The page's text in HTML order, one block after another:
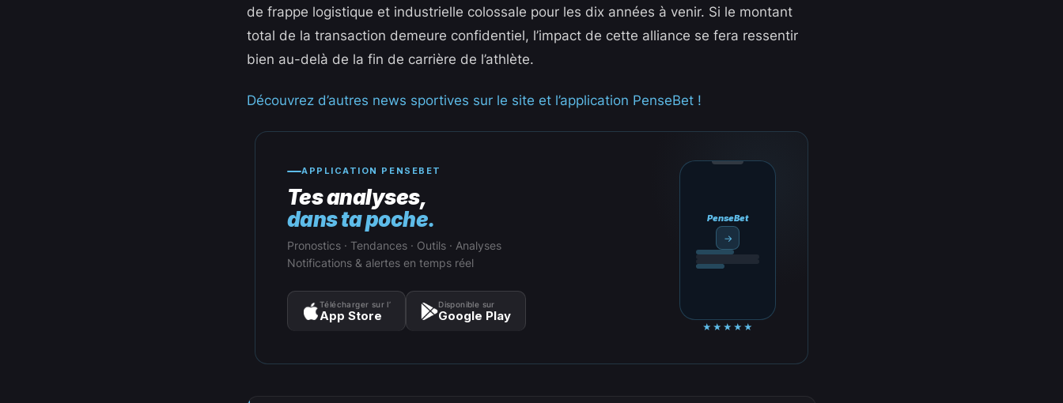
de frappe logistique et industrielle colossale pour les dix années à venir. Si le montant
total de la transaction demeure confidentiel, l’impact de cette alliance se fera ressentir
bien au-delà de la fin de carrière de l’athlète.
Découvrez d’autres news sportives sur le site et l’application PenseBet !
APPLICATION PENSEBET
Tes analyses,
dans ta poche.
Pronostics · Tendances · Outils · Analyses
Notifications & alertes en temps réel
Télécharger sur l’
App Store
Disponible sur
Google Play
PenseBet
→
★★★★★